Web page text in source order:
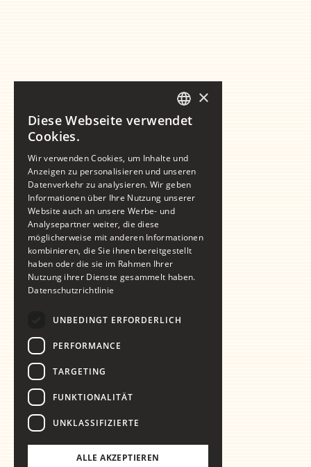
GERMAN
×
Diese Webseite verwendet
Cookies.
Wir verwenden Cookies, um Inhalte und
Anzeigen zu personalisieren und unseren
Datenverkehr zu analysieren. Wir geben
Informationen über Ihre Nutzung unserer
Website auch an unsere Werbe- und
Analysepartner weiter, die diese
möglicherweise mit anderen Informationen
kombinieren, die Sie ihnen bereitgestellt
haben oder die sie im Rahmen Ihrer
Nutzung ihrer Dienste gesammelt haben.
Datenschutzrichtlinie
UNBEDINGT ERFORDERLICH
PERFORMANCE
TARGETING
FUNKTIONALITÄT
UNKLASSIFIZIERTE
ALLE AKZEPTIEREN